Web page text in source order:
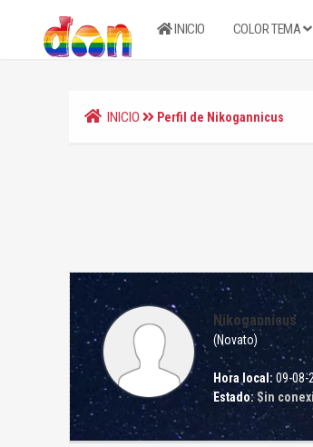
INICIO COLOR TEMA
INICIO Perfil de Nikogannicus
Nikogannicus
(Novato)
Hora local: 09-08-
Estado: Sin